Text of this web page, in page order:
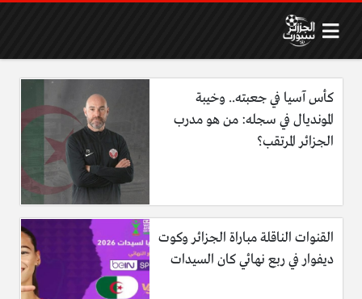
كأس آسيا في جعبته.. وخيبة
المونديال في سجله: من هو مدرب
الجزائر المرتقب؟
القنوات الناقلة مباراة الجزائر وكوت
ديفوار في ربع نهائي كان السيدات